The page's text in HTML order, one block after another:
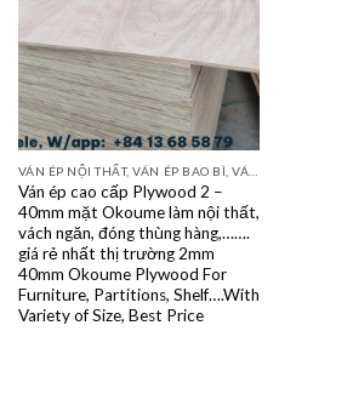
Ván ép cao cấp Plywood 2 –
40mm mặt Okoume làm nội thất,
vách ngăn, đóng thùng hàng,…….
giá rẻ nhất thị trường 2mm
40mm Okoume Plywood For
Furniture, Partitions, Shelf….With
Variety of Size, Best Price